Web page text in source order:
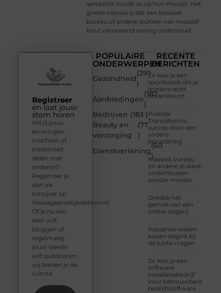
aandacht houdt ze op hun mooist. Het
goede nieuws is dat een klassiek
bureau of andere stukken van massief
hout verrassend weinig onderhoud
POPULAIRE
ONDERWERPEN
Gezondheid
(291
)
Aanbiedingen
(187
)
Bedrijven (183 )
Beauty en
verzorging
(77
)
Dienstverlening
(60
)
RECENTE
BERICHTEN
Zo kies je een
sportbroek die je
lichaam echt
ondersteunt
Praktijk
Tranceforma,
succes door een
andere
benadering
Klassiek bureau
en andere stukken
onderhouden
zonder moeite
Ontdek het
gemak van een
online slagerij
Passende wielen
kopen begint bij
de juiste vragen
Zo kies je een
software
installatiebedrijf
voor betrouwbare
bedrijfssoftware
Registreer
en laat jouw
stem horen
Wil jij jouw
ervaringen,
inzichten of
creativiteit
delen met
anderen?
Registreer je
dan als
schrijver op
Massagepraktijkdebron.nl.
Of je nu één
keer wilt
bloggen of
regelmatig
jouw ideeën
wilt publiceren:
wij bieden je de
ruimte.